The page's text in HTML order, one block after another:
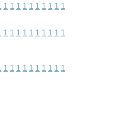
1 1 1 1 1 1 1 1 1 1
1 1 1 1 1 1 1 1 1 1
1 1 1 1 1 1 1 1 1 1